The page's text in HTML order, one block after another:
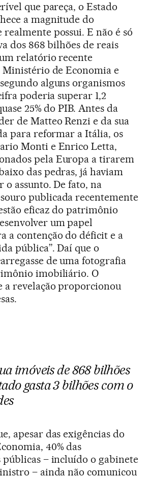
que pareça, o Estado
a magnitude do
possui. E não é só
dos 868 bilhões de reais
relatório recente
de Economia e
alguns organismos
poderia superar 1,2
25% do PIB. Antes da
de Matteo Renzi e da sua
para reformar a Itália, os
Monti e Enrico Letta,
pela Europa a tirarem
das pedras, já haviam
o assunto. De fato, na
publicada recentemente
eficaz do patrimônio
um papel
a contenção do déficit e a
pública”. Daí que o
de uma fotografia
imobiliário. O
a revelação proporcionou
imóveis de 868 bilhões
gasta 3 bilhões com o
apesar das exigências do
40% das
– incluído o gabinete
– ainda não comunicou